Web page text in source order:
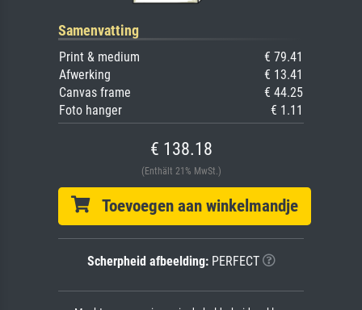
Samenvatting
Print & medium
€ 79.41
Afwerking
€ 13.41
Canvas frame
€ 44.25
Foto hanger
€ 1.11
€ 138.18
(Enthält 21% MwSt.)
Toevoegen aan winkelmandje
Scherpheid afbeelding:PERFECT